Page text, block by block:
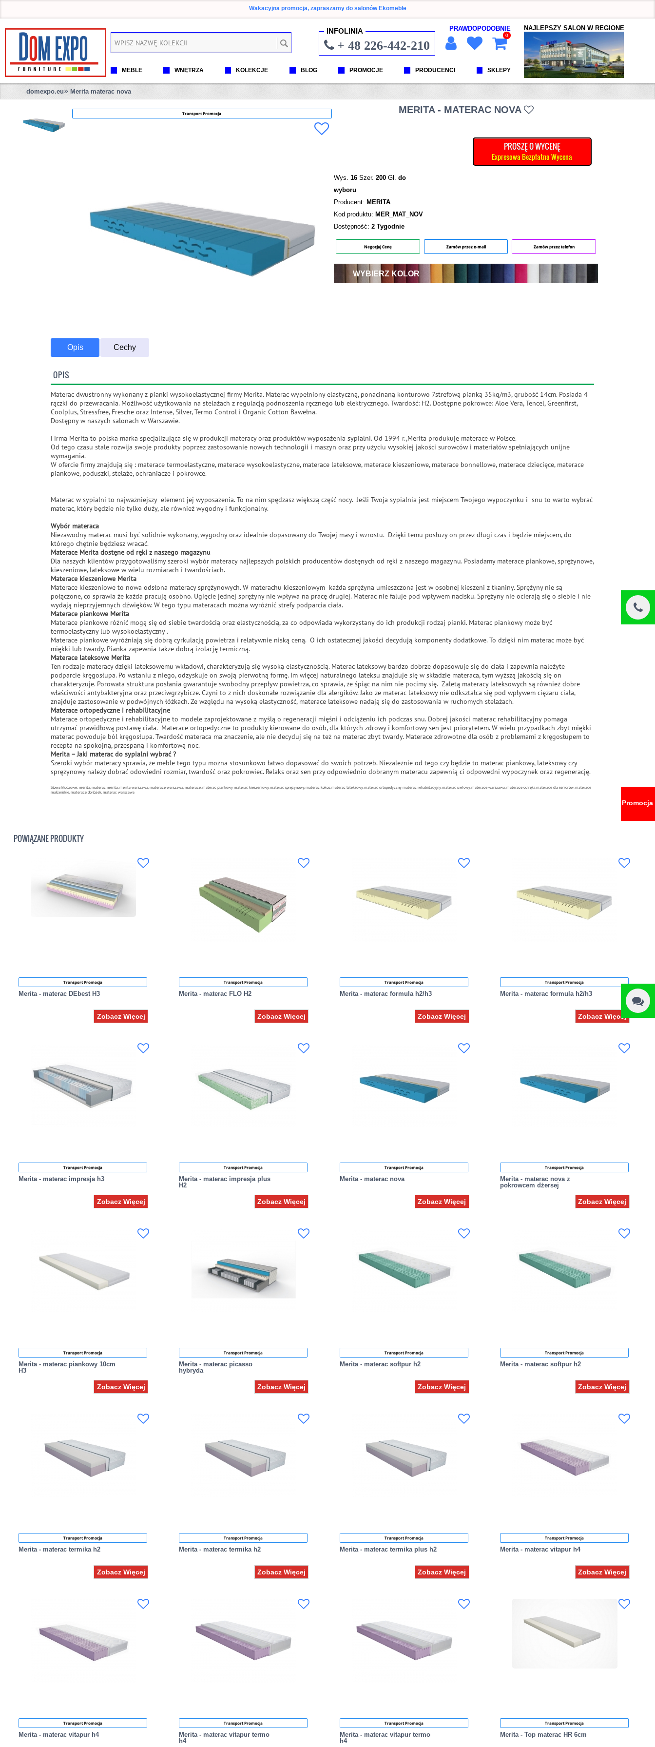
Wakacyjna promocja, zapraszamy do salonów Ekomeble
INFOLINIA
+ 48 226-442-210
PRAWDOPODOBNIE
0
MEBLE WNĘTRZA KOLEKCJE BLOG PROMOCJE PRODUCENCI SKLEPY
NAJLEPSZY SALON W REGIONE
domexpo.eu» Merita materac nova
Transport Promocja MERITA - MATERAC NOVA
PROSZĘ O WYCENĘ
Expresowa Bezpłatna Wycena
Wys.16 Szer.200 Gł.do
wyboru
Producent: MERITA
Kod produktu: MER_MAT_NOV
Dostępność:2 Tygodnie
Negocjuj Cenę Zamów przez e-mail Zamów przez telefon
WYBIERZ KOLOR
Opis Cechy
OPIS
Materac dwustronny wykonany z pianki wysokoelastycznej firmy Merita. Materac wypełniony elastyczną, ponacinaną konturowo 7strefową pianką 35kg/m3, grubość 14cm. Posiada 4
rączki do przewracania. Możliwość użytkowania na stelażach z regulacją podnoszenia ręcznego lub elektrycznego. Twardość: H2. Dostępne pokrowce: Aloe Vera, Tencel, Greenfirst,
Coolplus, Stressfree, Fresche oraz Intense, Silver, Termo Control i Organic Cotton Bawełna.
Dostępny w naszych salonach w Warszawie.
Firma Merita to polska marka specjalizująca się w produkcji materacy oraz produktów wyposażenia sypialni. Od 1994 r.,Merita produkuje materace w Polsce.
Od tego czasu stale rozwija swoje produkty poprzez zastosowanie nowych technologii i maszyn oraz przy użyciu wysokiej jakości surowców i materiałów spełniających unijne
wymagania.
W ofercie firmy znajdują się : materace termoelastyczne, materace wysokoelastyczne, materace lateksowe, materace kieszeniowe, materace bonnellowe, materace dziecięce, materace
piankowe, poduszki, stelaże, ochraniacze i pokrowce.
Materac w sypialni to najważniejszy element jej wyposażenia. To na nim spędzasz większą część nocy. Jeśli Twoja sypialnia jest miejscem Twojego wypoczynku i snu to warto wybrać
materac, który będzie nie tylko duży, ale również wygodny i funkcjonalny.
Wybór materaca
Niezawodny materac musi być solidnie wykonany, wygodny oraz idealnie dopasowany do Twojej masy i wzrostu. Dzięki temu posłuży on przez długi czas i będzie miejscem, do
którego chętnie będziesz wracać.
Materace Merita dostęne od ręki z naszego magazynu
Dla naszych klientów przygotowaliśmy szeroki wybór materacy najlepszych polskich producentów dostęnych od ręki z naszego magazynu. Posiadamy materace piankowe, sprężynowe,
kieszeniowe, lateksowe w wielu rozmiarach i twardościach.
Materace kieszeniowe Merita
Materace kieszeniowe to nowa odsłona materacy sprężynowych. W materachu kieszeniowym każda sprężyna umieszczona jest w osobnej kieszeni z tkaniny. Sprężyny nie są
połączone, co sprawia że każda pracują osobno. Ugięcie jednej spręźyny nie wpływa na pracę drugiej. Materac nie faluje pod wpływem nacisku. Sprężyny nie ocierają się o siebie i nie
wydają nieprzyjemnych dźwięków. W tego typu materacach można wyróżnić strefy podparcia ciała.
Materace piankowe Merita
Materace piankowe różnić mogą się od siebie twardością oraz elastycznością, za co odpowiada wykorzystany do ich produkcji rodzaj pianki. Materac piankowy może być
termoelastyczny lub wysokoelastyczny .
Materace piankowe wyróżniają się dobrą cyrkulacją powietrza i relatywnie niską ceną. O ich ostatecznej jakości decydują komponenty dodatkowe. To dzięki nim materac może być
miękki lub twardy. Pianka zapewnia także dobrą izolację termiczną.
Materace lateksowe Merita
Ten rodzaje materacy dzięki lateksowemu wkładowi, charakteryzują się wysoką elastycznością. Materac lateksowy bardzo dobrze dopasowuje się do ciała i zapewnia należyte
podparcie kręgosłupa. Po wstaniu z niego, odzyskuje on swoją pierwotną formę. Im więcej naturalnego lateksu znajduje się w składzie materaca, tym wyższą jakością się on
charakteryzuje. Porowata struktura posłania gwarantuje swobodny przepływ powietrza, co sprawia, że śpiąc na nim nie pocimy się. Zaletą materacy lateksowych są również dobre
właściwości antybakteryjna oraz przeciwgrzybicze. Czyni to z nich doskonałe rozwiązanie dla alergików. Jako że materac lateksowy nie odkształca się pod wpływem ciężaru ciała,
znajduje zastosowanie w podwójnych łóżkach. Ze względu na wysoką elastyczność, materace lateksowe nadają się do zastosowania w ruchomych stelażach.
Materace ortopedyczne i rehabilitacyjne
Materace ortopedyczne i rehabilitacyjne to modele zaprojektowane z myślą o regeneracji mięśni i odciążeniu ich podczas snu. Dobrej jakości materac rehabilitacyjny pomaga
utrzymać prawidłową postawę ciała. Materace ortopedyczne to produkty kierowane do osób, dla których zdrowy i komfortowy sen jest priorytetem. W wielu przypadkach zbyt miękki
materac powoduje ból kręgosłupa. Twardość materaca ma znaczenie, ale nie decyduj się na też na materac zbyt twardy. Materace zdrowotne dla osób z problemami z kręgosłupem to
recepta na spokojną, przespaną i komfortową noc.
Merita – Jaki materac do sypialni wybrać ?
Szeroki wybór materacy sprawia, że meble tego typu można stosunkowo łatwo dopasować do swoich potrzeb. Niezależnie od tego czy będzie to materac piankowy, lateksowy czy
sprężynowy należy dobrać odowiedni rozmiar, twardość oraz pokrowiec. Relaks oraz sen przy odpowiednio dobranym materacu zapewnią ci odpowedni wypoczynek oraz regenerację.
Słowa kluczowe: merita, materac merita, merita warszawa, materace warszawa, materace, materac piankowy materac kieszeniowy, materac sprężynowy, materac kokos, materac lateksowy, materac ortopedyczny materac rehabiitacyjny, materac srefowy, materace warszawa, materace od ręki, materace dla seniorów, materace
małżeńskie, materace do łóżek, materac warszawa
POWIĄZANE PRODUKTY
Transport Promocja
Merita - materac DEbest H3
Zobacz Więcej
Transport Promocja
Merita - materac FLO H2
Zobacz Więcej
Transport Promocja
Merita - materac formula h2/h3
Zobacz Więcej
Transport Promocja
Merita - materac formula h2/h3
Zobacz Więcej
Transport Promocja
Merita - materac impresja h3
Zobacz Więcej
Transport Promocja
Merita - materac impresja plus
H2
Zobacz Więcej
Transport Promocja
Merita - materac nova
Zobacz Więcej
Transport Promocja
Merita - materac nova z
pokrowcem dżersej
Zobacz Więcej
Transport Promocja
Merita - materac piankowy 10cm
H3
Zobacz Więcej
Transport Promocja
Merita - materac picasso
hybryda
Zobacz Więcej
Transport Promocja
Merita - materac softpur h2
Zobacz Więcej
Transport Promocja
Merita - materac softpur h2
Zobacz Więcej
Transport Promocja
Merita - materac termika h2
Zobacz Więcej
Transport Promocja
Merita - materac termika h2
Zobacz Więcej
Transport Promocja
Merita - materac termika plus h2
Zobacz Więcej
Transport Promocja
Merita - materac vitapur h4
Zobacz Więcej
Transport Promocja
Merita - materac vitapur h4
Transport Promocja
Merita - materac vitapur termo
h4
Transport Promocja
Merita - materac vitapur termo
h4
Transport Promocja
Merita - Top materac HR 6cm
Promocja